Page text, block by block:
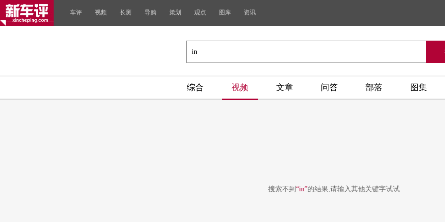
车评 视频 长测 导购 策划 观点 图库 资讯
综合 视频 文章 问答 部落 图集
搜索不到 “in”的结果,请输入其他关键字试试